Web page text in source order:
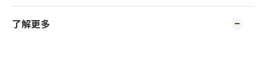
了解更多